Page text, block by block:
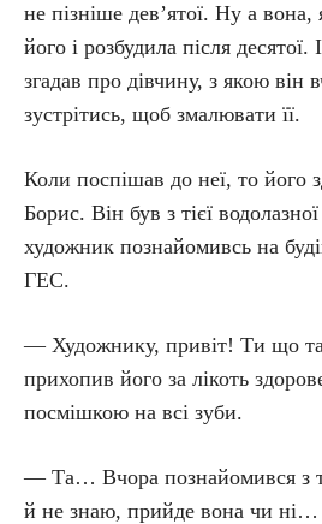
не пізніше дев’ятої. Ну а
його і розбудила після
згадав про дівчину, з якою він
зустрітись, щоб змалювати її.
Коли поспішав до неї, то його
Борис. Він був з тієї
художник познайомивсь на
ГЕС.
— Художнику, привіт! Ти що
прихопив його за лікоть
посмішкою на всі зуби.
— Та… Вчора познайомився з
й не знаю, прийде вона чи ні…